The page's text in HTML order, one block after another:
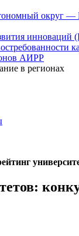
округ —
инноваций
АИРР
в регионах